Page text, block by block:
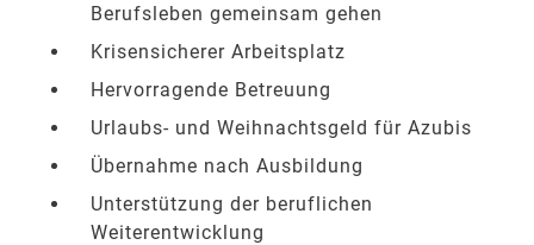
Berufsleben gemeinsam gehen
Krisensicherer Arbeitsplatz
Hervorragende Betreuung
Urlaubs- und Weihnachtsgeld für Azubis
Übernahme nach Ausbildung
Unterstützung der beruflichen
Weiterentwicklung